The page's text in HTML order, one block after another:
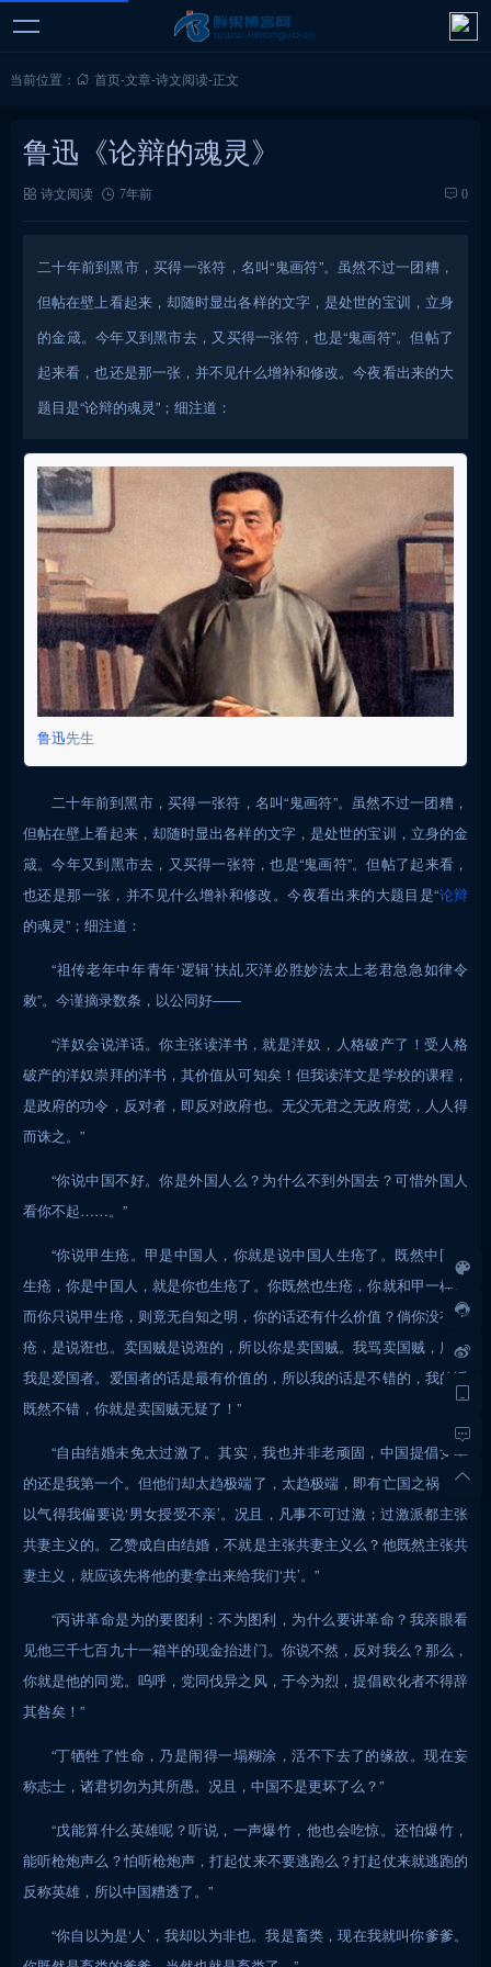
当前位置： 首页-文章-诗文阅读-正文
鲁迅《论辩的魂灵》
诗文阅读 7年前 0
二十年前到黑市，买得一张符，名叫“鬼画符”。虽然不过一团糟，
但帖在壁上看起来，却随时显出各样的文字，是处世的宝训，立身
的金箴。今年又到黑市去，又买得一张符，也是“鬼画符”。但帖了
起来看，也还是那一张，并不见什么增补和修改。今夜看出来的大
题目是“论辩的魂灵”；细注道：
鲁迅先生
二十年前到黑市，买得一张符，名叫“鬼画符”。虽然不过一团糟，
但帖在壁上看起来，却随时显出各样的文字，是处世的宝训，立身的金
箴。今年又到黑市去，又买得一张符，也是“鬼画符”。但帖了起来看，
也还是那一张，并不见什么增补和修改。今夜看出来的大题目是“论辩
的魂灵”；细注道：
“祖传老年中年青年‘逻辑’扶乩灭洋必胜妙法太上老君急急如律令
敕”。今谨摘录数条，以公同好——
“洋奴会说洋话。你主张读洋书，就是洋奴，人格破产了！受人格
破产的洋奴崇拜的洋书，其价值从可知矣！但我读洋文是学校的课程，
是政府的功令，反对者，即反对政府也。无父无君之无政府党，人人得
而诛之。”
“你说中国不好。你是外国人么？为什么不到外国去？可惜外国人
看你不起……。”
“你说甲生疮。甲是中国人，你就是说中国人生疮了。既然中国人
生疮，你是中国人，就是你也生疮了。你既然也生疮，你就和甲一样。
而你只说甲生疮，则竟无自知之明，你的话还有什么价值？倘你没有生
疮，是说诳也。卖国贼是说诳的，所以你是卖国贼。我骂卖国贼，所以
我是爱国者。爱国者的话是最有价值的，所以我的话是不错的，我的话
既然不错，你就是卖国贼无疑了！”
“自由结婚未免太过激了。其实，我也并非老顽固，中国提倡女学
的还是我第一个。但他们却太趋极端了，太趋极端，即有亡国之祸，所
以气得我偏要说‘男女授受不亲’。况且，凡事不可过激；过激派都主张
共妻主义的。乙赞成自由结婚，不就是主张共妻主义么？他既然主张共
妻主义，就应该先将他的妻拿出来给我们‘共’。”
“丙讲革命是为的要图利：不为图利，为什么要讲革命？我亲眼看
见他三千七百九十一箱半的现金抬进门。你说不然，反对我么？那么，
你就是他的同党。呜呼，党同伐异之风，于今为烈，提倡欧化者不得辞
其咎矣！”
“丁牺牲了性命，乃是闹得一塌糊涂，活不下去了的缘故。现在妄
称志士，诸君切勿为其所愚。况且，中国不是更坏了么？”
“戊能算什么英雄呢？听说，一声爆竹，他也会吃惊。还怕爆竹，
能听枪炮声么？怕听枪炮声，打起仗来不要逃跑么？打起仗来就逃跑的
反称英雄，所以中国糟透了。”
“你自以为是‘人’，我却以为非也。我是畜类，现在我就叫你爹爹。